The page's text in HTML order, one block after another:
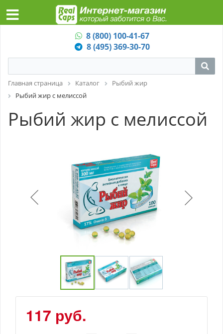
8 (800) 100-41-67
8 (495) 369-30-70
Главная страница Каталог
Рыбий жир
Рыбий жир с мелиссой
Рыбий жир с мелиссой
117 руб.